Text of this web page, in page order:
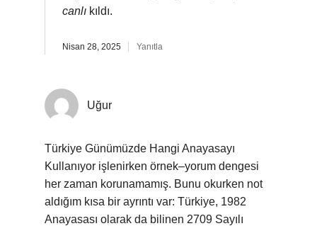
canlı kıldı.
Nisan 28, 2025 Yanıtla
Uğur
Türkiye Günümüzde Hangi Anayasayı
Kullanıyor işlenirken örnek–yorum dengesi
her zaman korunamamış. Bunu okurken not
aldığım kısa bir ayrıntı var: Türkiye, 1982
Anayasası olarak da bilinen 2709 Sayılı